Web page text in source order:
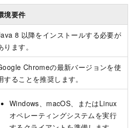
境要件
8 以降をインストールする必要が
ります。
Chromeの最新バージョンを使
することを推奨します。
Windows、macOS、またはLinux
オペレーティングシステムを実行